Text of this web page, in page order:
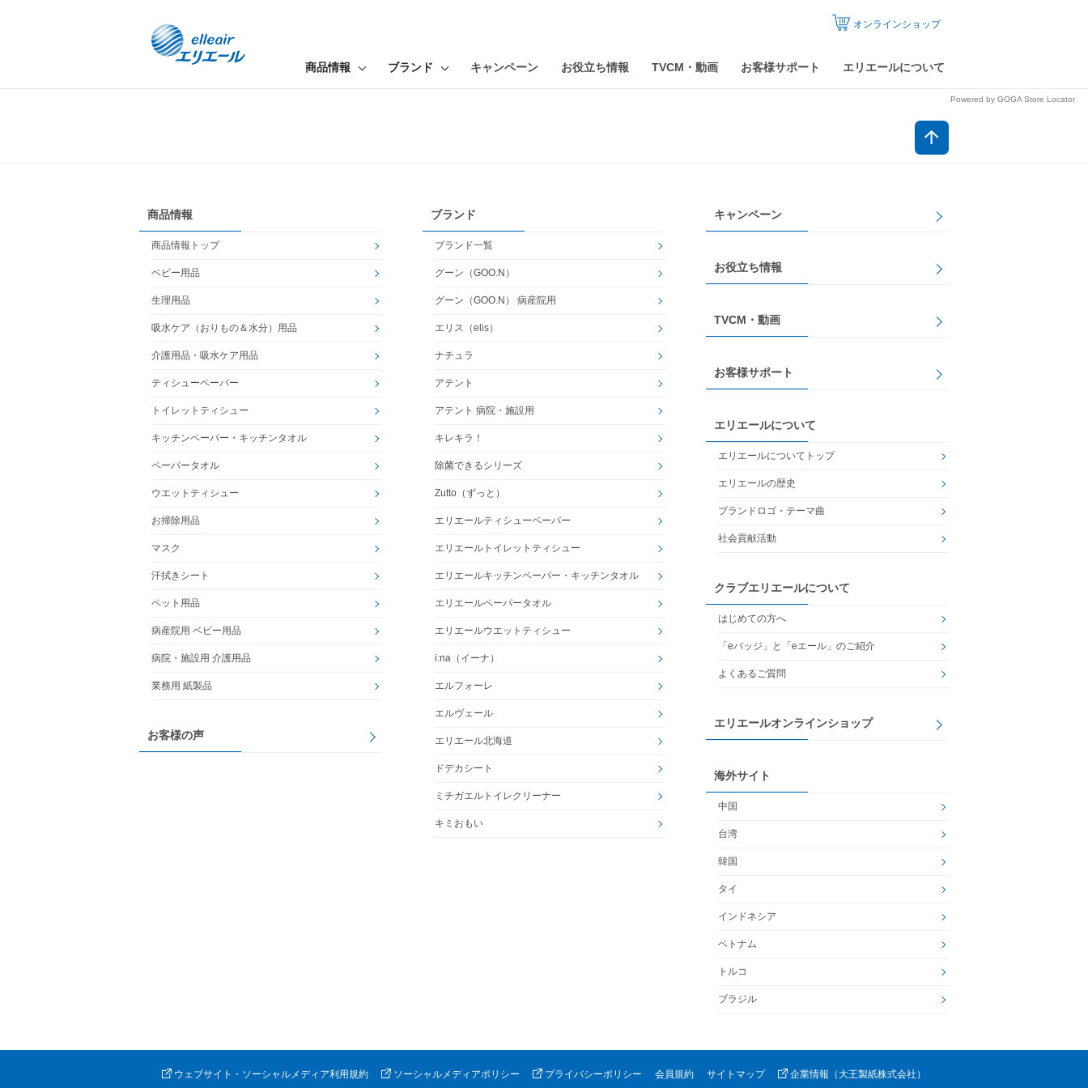
商品情報 ブランド キャンペーン お役立ち情報 TVCM・動画 お客様サポート エリエールについて
オンラインショップ
Powered by GOGA Store Locator
商品情報
商品情報トップ
ベビー用品
生理用品
吸水ケア（おりもの＆水分）用品
介護用品・吸水ケア用品
ティシューペーパー
トイレットティシュー
キッチンペーパー・キッチンタオル
ペーパータオル
ウエットティシュー
お掃除用品
マスク
汗拭きシート
ペット用品
病産院用 ベビー用品
病院・施設用 介護用品
業務用 紙製品
お客様の声
ブランド
ブランド一覧
グーン（GOO.N）
グーン（GOO.N） 病産院用
エリス（elis）
ナチュラ
アテント
アテント 病院・施設用
キレキラ！
除菌できるシリーズ
Zutto（ずっと）
エリエールティシューペーパー
エリエールトイレットティシュー
エリエールキッチンペーパー・キッチンタオル
エリエールペーパータオル
エリエールウエットティシュー
i:na（イーナ）
エルフォーレ
エルヴェール
エリエール北海道
ドデカシート
ミチガエルトイレクリーナー
キミおもい
キャンペーン
お役立ち情報
TVCM・動画
お客様サポート
エリエールについて
エリエールについてトップ
エリエールの歴史
ブランドロゴ・テーマ曲
社会貢献活動
クラブエリエールについて
はじめての方へ
「eバッジ」と「eエール」のご紹介
よくあるご質問
エリエールオンラインショップ
海外サイト
中国
台湾
韓国
タイ
インドネシア
ベトナム
トルコ
ブラジル
ウェブサイト・ソーシャルメディア利用規約 ソーシャルメディアポリシー プライバシーポリシー 会員規約 サイトマップ 企業情報（大王製紙株式会社）